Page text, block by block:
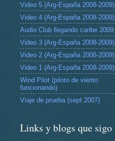
Video 5 (Arg-España 2008-2009)
Video 4 (Arg-España 2008-2009)
Audio Club llegando caribe 2009
Video 3 (Arg-España 2008-2009)
Video 2 (Arg-España 2008-2009)
Video 1 (Arg-España 2008-2009)
Wind Pilot (piloto de viento
funcionando)
Viaje de prueba (sept 2007)
Links y blogs que sigo